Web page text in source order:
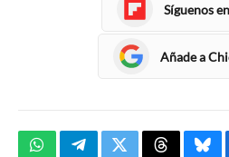
Síguenos
Añade a